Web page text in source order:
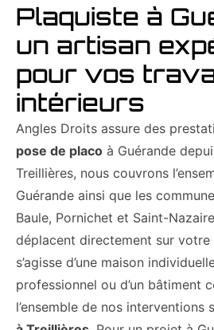
Plaquiste à
un artisan
pour vos
intérieurs
Angles Droits assure des
pose de placo à Guérande
Treillières, nous couvrons
Guérande ainsi que les
Baule, Pornichet et Saint-
déplacent directement sur votre
s’agisse d’une maison
professionnel ou d’un bâtiment
l’ensemble de nos interventions